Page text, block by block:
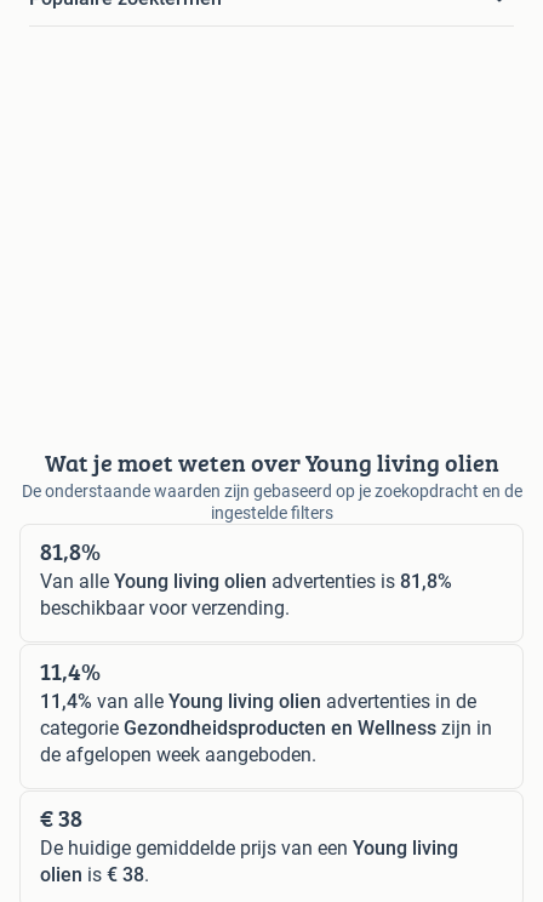
Wat je moet weten over Young living olien
De onderstaande waarden zijn gebaseerd op je zoekopdracht en de
ingestelde filters
81,8%
Van alle Young living olien advertenties is 81,8%
beschikbaar voor verzending.
11,4%
11,4% van alle Young living olien advertenties in de
categorie Gezondheidsproducten en Wellness zijn in
de afgelopen week aangeboden.
€ 38
De huidige gemiddelde prijs van een Young living
olien is € 38.